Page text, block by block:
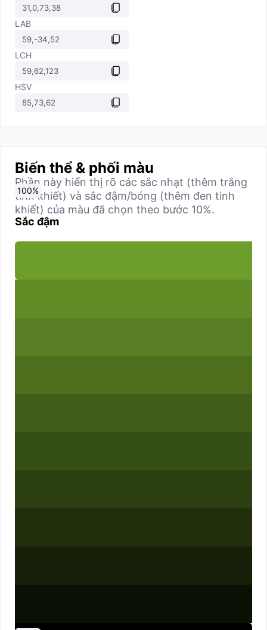
LAB
LCH
HSV
Biến thể & phối màu
Phần này hiển thị rõ các sắc nhạt (thêm trắng
tinh khiết) và sắc đậm/bóng (thêm đen tinh
khiết) của màu đã chọn theo bước 10%.
Sắc đậm
0%
10%
20%
30%
40%
50%
60%
70%
80%
90%
100%